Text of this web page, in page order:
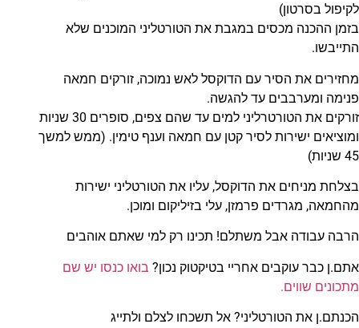
לקיפול בסרטון)
בזמן ההכנה מכסים במגבת את הטורטליני המוכנים שלא
התייבשו.
מחזירים את הסיר עם הדוקסל לאש נמוכה, זורקים חמאה
פנימה ומערבבים עד להגשה.
זורקים את הטורטרליני למים עד שהם צפים, סופרים 30 שניות
ומוציאים ישירות לסיר קטן עם חמאה וענף טימין. (ממש למשך
45 שניות)
בצלחת מניחים את הדוקסל, עליו את הטורטליני ישירות
מהחמאה, מגרדים פרמזן, עלי בזיליקום ומוכן.
הרבה עבודה אבל משתלם! תכינו רק למי שאתם אוהבים
אתם.ן כבר עוקבים אחריי בטיקטוק נכון? בואו כנסו יש שם
מתכונים שווים.
הכנתם.ן את הטורטליני? אל תשכחו לצלם ולתייג